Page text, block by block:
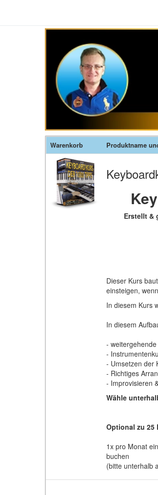
Warenkorb Produktname
Erstellt &
Dieser Kurs
einsteigen,
In diesem Kurs
In diesem
-
-
- Umsetzen der
- Richtiges
- Improvisieren
Wähle
Optional zu 25
1x pro Monat
buchen
(bitte unterhalb